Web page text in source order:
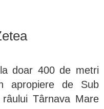
doar 400 de metri
apropiere de Sub
Târnava Mare